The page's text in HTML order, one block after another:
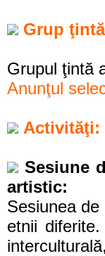
Grup
Grupul ţintă
Anunţul
Activităţi:
Sesiune
artistic:
Sesiunea
etnii